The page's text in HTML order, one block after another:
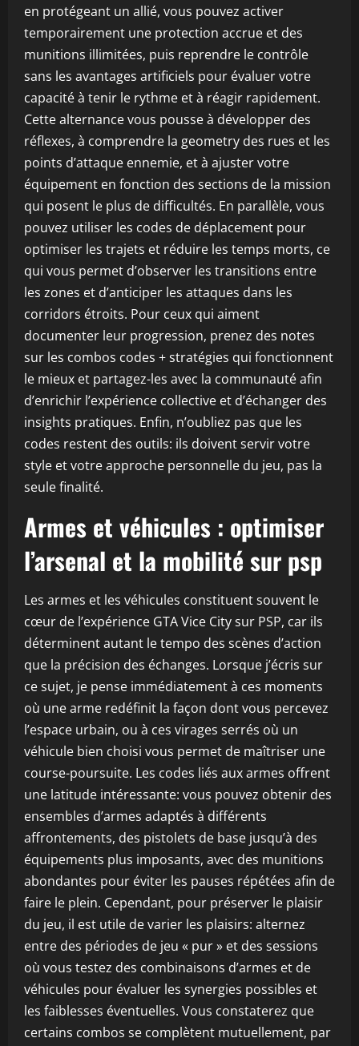
en protégeant un allié, vous pouvez activer
temporairement une protection accrue et des
munitions illimitées, puis reprendre le contrôle
sans les avantages artificiels pour évaluer votre
capacité à tenir le rythme et à réagir rapidement.
Cette alternance vous pousse à développer des
réflexes, à comprendre la geometry des rues et les
points d’attaque ennemie, et à ajuster votre
équipement en fonction des sections de la mission
qui posent le plus de difficultés. En parallèle, vous
pouvez utiliser les codes de déplacement pour
optimiser les trajets et réduire les temps morts, ce
qui vous permet d’observer les transitions entre
les zones et d’anticiper les attaques dans les
corridors étroits. Pour ceux qui aiment
documenter leur progression, prenez des notes
sur les combos codes + stratégies qui fonctionnent
le mieux et partagez-les avec la communauté afin
d’enrichir l’expérience collective et d’échanger des
insights pratiques. Enfin, n’oubliez pas que les
codes restent des outils: ils doivent servir votre
style et votre approche personnelle du jeu, pas la
seule finalité.
Armes et véhicules : optimiser
l’arsenal et la mobilité sur psp
Les armes et les véhicules constituent souvent le
cœur de l’expérience GTA Vice City sur PSP, car ils
déterminent autant le tempo des scènes d’action
que la précision des échanges. Lorsque j’écris sur
ce sujet, je pense immédiatement à ces moments
où une arme redéfinit la façon dont vous percevez
l’espace urbain, ou à ces virages serrés où un
véhicule bien choisi vous permet de maîtriser une
course-poursuite. Les codes liés aux armes offrent
une latitude intéressante: vous pouvez obtenir des
ensembles d’armes adaptés à différents
affrontements, des pistolets de base jusqu’à des
équipements plus imposants, avec des munitions
abondantes pour éviter les pauses répétées afin de
faire le plein. Cependant, pour préserver le plaisir
du jeu, il est utile de varier les plaisirs: alternez
entre des périodes de jeu « pur » et des sessions
où vous testez des combinaisons d’armes et de
véhicules pour évaluer les synergies possibles et
les faiblesses éventuelles. Vous constaterez que
certains combos se complètent mutuellement, par